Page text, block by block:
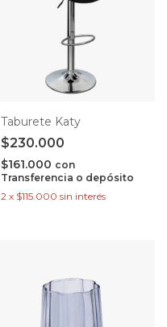
Taburete Katy
$230.000
$161.000 con
Transferencia o depósito
2 x $115.000 sin interés